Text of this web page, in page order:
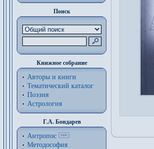
Поиск
Книжное собрание
Авторы и книги
Тематический каталог
Поэзия
Астрология
Г.А. Бондарев
Антропос
Методософия